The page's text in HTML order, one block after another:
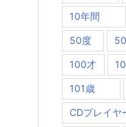
10年間
50度
100才
101歳
CDプレイヤ